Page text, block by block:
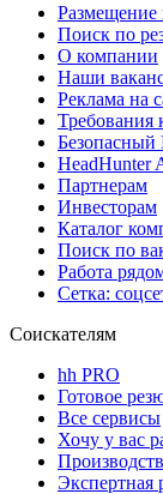
Размещение
Поиск по
О компании
Наши
Реклама на
Безопасный
HeadHunter
Партнерам
Инвесторам
Каталог
Поиск по
Работа
Сетка:
Соискателям
hh PRO
Готовое
Все сервисы
Хочу у вас
Экспертная